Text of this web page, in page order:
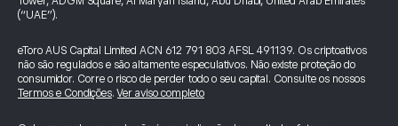
(“UAE”).
eToro AUS Capital Limited ACN 612 791 803 AFSL 491139. Os criptoativos
não são regulados e são altamente especulativos. Não existe proteção do
consumidor. Corre o risco de perder todo o seu capital. Consulte os nossos
Termos e Condições.Ver aviso completo